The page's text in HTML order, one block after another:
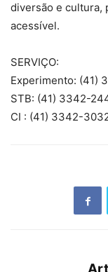
diversão e cultura,
acessível.
SERVIÇO:
Experimento: (41)
STB: (41) 3342-
CI : (41) 3342-